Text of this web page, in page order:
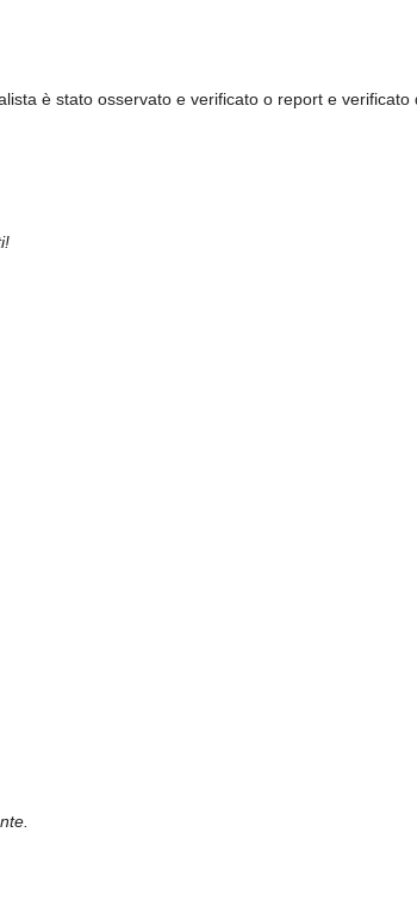
è stato osservato e verificato o report e verificato